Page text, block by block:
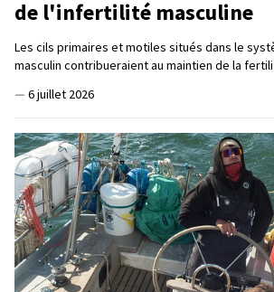
de l'infertilité masculine
Les cils primaires et motiles situés dans le
masculin contribueraient au maintien de la
— 6 juillet 2026